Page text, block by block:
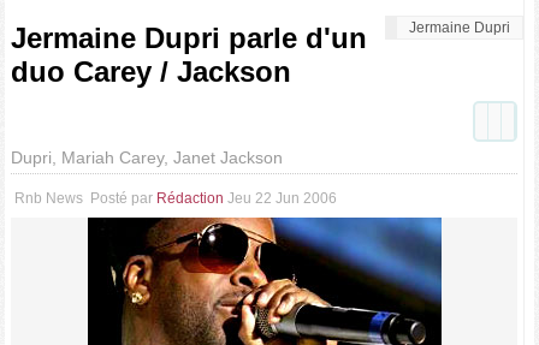
Jermaine Dupri
Jermaine Dupri parle d'un
duo Carey / Jackson
Dupri, Mariah Carey, Janet Jackson
Rnb News Posté par Rédaction Jeu 22 Jun 2006